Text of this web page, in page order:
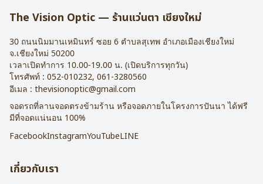
The Vision Optic — ร้านแว่นตา เชียงใหม่
30 ถนนนิมมานเหมินทร์ ซอย 6 ตำบลสุเทพ อำเภอเมืองเชียงใหม่
จ.เชียงใหม่ 50200
เวลาเปิดทำการ 10.00-19.00 น. (เปิดบริการทุกวัน)
โทรศัพท์ : 052-010232, 061-3280560
อีเมล : thevisionoptic@gmail.com
จอดรถที่ลานจอดตรงข้ามร้าน หรือจอดภายในโครงการปันนา ได้ฟรี
มีที่จอดแน่นอน 100%
FacebookInstagramYouTubeLINE
เกี่ยวกับเรา